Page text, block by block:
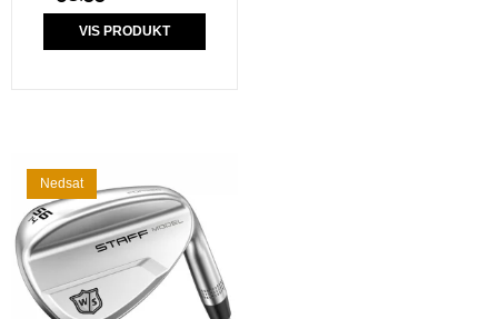
VIS PRODUKT
Nedsat